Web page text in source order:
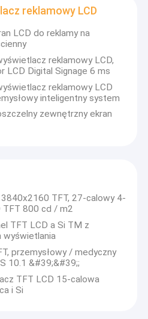
reklamowy LCD
LCD do reklamy na
reklamowy LCD,
LCD Digital Signage 6 ms
reklamowy LCD
inteligentny system
zewnętrzny ekran
TFT, 27-calowy 4-
TFT 800 cd / m2
TFT LCD a Si TM z
wyświetlania
przemysłowy / medyczny
10.1 &#39;&#39;;
TFT LCD 15-calowa
i Si
dotykowym, monitorów
„wszystko w jednym”.Dzięki
rozwiązaniom dotykowym
klientów przy jednoczesnym
usług.
w Dongguan w Chinach firma
i godnym zaufania
integrować nasze
w badaniach i rozwoju
PC, MONITORÓW, FOLI
certyfikaty CE, UL, FCC,
certyfikaty.
(dostępne rozmiary
(dostępne niestandardowe